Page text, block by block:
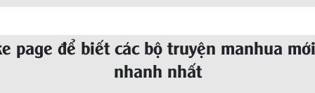
page để biết các bộ truyện manhua
nhanh nhất